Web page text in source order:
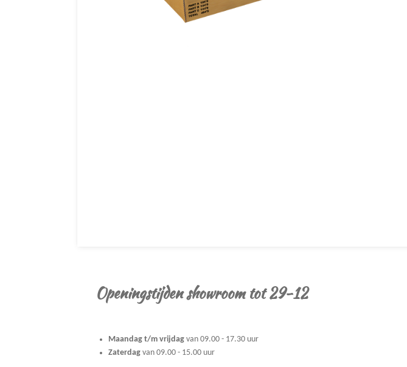
Openingstijden showroom tot 29-12
Maandag t/m vrijdag van 09.00 - 17.30 uur
Zaterdag van 09.00 - 15.00 uur